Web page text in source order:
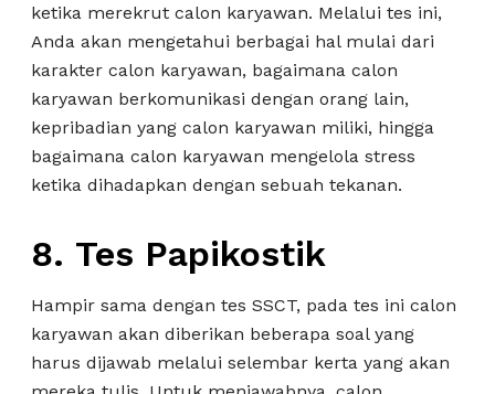
ketika merekrut calon karyawan. Melalui tes ini,
Anda akan mengetahui berbagai hal mulai dari
karakter calon karyawan, bagaimana calon
karyawan berkomunikasi dengan orang lain,
kepribadian yang calon karyawan miliki, hingga
bagaimana calon karyawan mengelola stress
ketika dihadapkan dengan sebuah tekanan.
8. Tes Papikostik
Hampir sama dengan tes SSCT, pada tes ini calon
karyawan akan diberikan beberapa soal yang
harus dijawab melalui selembar kerta yang akan